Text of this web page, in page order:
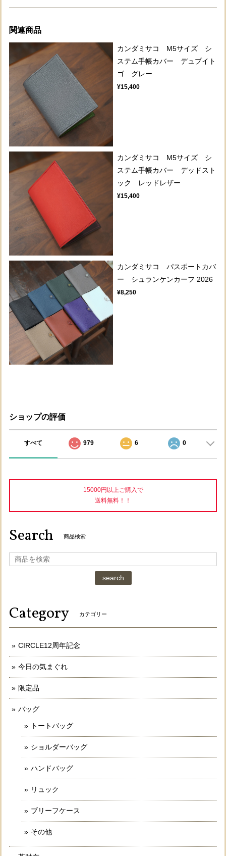
関連商品
カンダミサコ M5サイズ シ
ステム手帳カバー デュプイト
ゴ グレー
¥15,400
カンダミサコ M5サイズ シ
ステム手帳カバー デッドスト
ック レッドレザー
¥15,400
カンダミサコ パスポートカバ
ー シュランケンカーフ 2026
¥8,250
ショップの評価
すべて 979 6 0
15000円以上ご購入で
送料無料！！
Search 商品検索
search
Category カテゴリー
CIRCLE12周年記念
今日の気まぐれ
限定品
バッグ
トートバッグ
ショルダーバッグ
ハンドバッグ
リュック
ブリーフケース
その他